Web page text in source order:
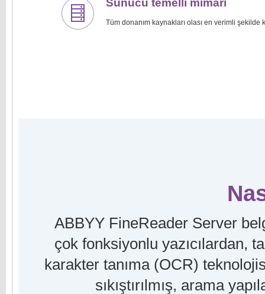
Sunucu temelli mimari
Tüm donanım kaynakları olası en verimli şekilde
ABBYY FineReader Server
çok fonksiyonlu yazıcılardan,
karakter tanıma (OCR)
sıkıştırılmış, arama